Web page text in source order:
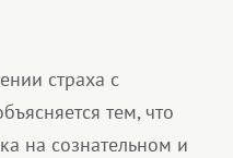
страха с
тем, что
на сознательном и